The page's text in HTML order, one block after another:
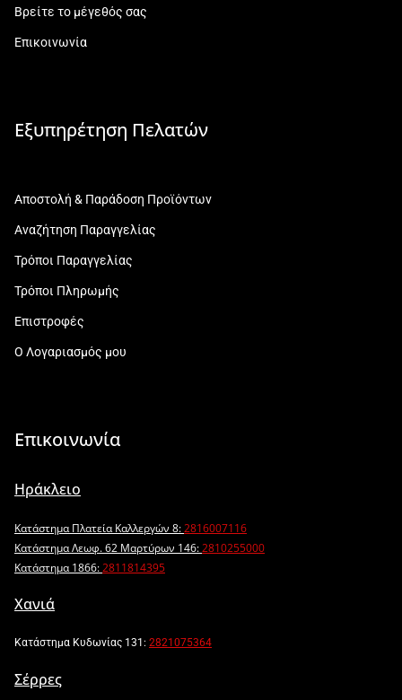
Βρείτε το μέγεθός σας
Επικοινωνία
Εξυπηρέτηση Πελατών
Αποστολή & Παράδοση Προϊόντων
Αναζήτηση Παραγγελίας
Τρόποι Παραγγελίας
Τρόποι Πληρωμής
Επιστροφές
Ο Λογαριασμός μου
Επικοινωνία
Ηράκλειο
Κατάστημα Πλατεία Καλλεργών 8:2816007116
Κατάστημα Λεωφ. 62 Μαρτύρων 146:2810255000
Κατάστημα 1866:2811814395
Χανιά
Κατάστημα Κυδωνίας 131: 2821075364
Σέρρες